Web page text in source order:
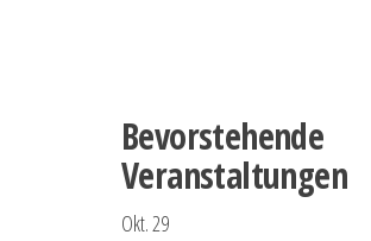
Bevorstehende
Veranstaltungen
Okt.29